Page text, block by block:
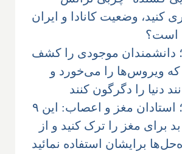
کنید، وضعیت کانادا و ایران
است؟
دانشمندان موجودی را کشف
که ویروس‌ها را می‌خورد و
دنیا را دگرگون کنند
علمی؛ استادان مغز و اعصاب: این ۹
برای مغز را ترک کنید و از
برایشان استفاده نمائید